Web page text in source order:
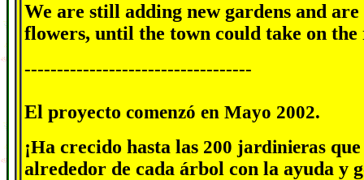
We are still adding new gardens and
flowers, until the town could take on
-----------------------------------
El proyecto comenzó en Mayo 2002.
¡Ha crecido hasta las 200 jardinieras
alrededor de cada árbol con la ayuda y